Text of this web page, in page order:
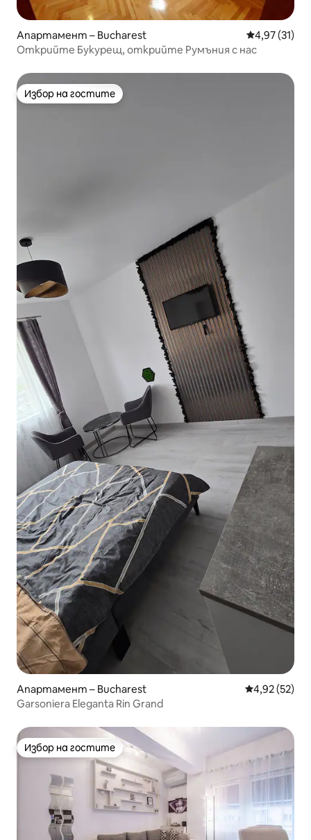
Апартамент – Bucharest Средна
4,97 (31)
Открийте Букурещ, открийте Румъния с нас
Избор на гостите
Избор на гостите
Апартамент – Bucharest Средна
4,92 (52)
Garsoniera Eleganta Rin Grand
Избор на гостите
Избор на гостите